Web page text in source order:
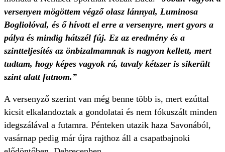
versenyen mögöttem végző olasz lánnyal, Luminosa
Bogliolóval, és ő hívott el erre a versenyre, mert gyors a
pálya és mindig hátszél fúj. Ez az eredmény és a
szintteljesítés az önbizalmamnak is nagyon kellett, mert
tudtam, hogy képes vagyok rá, tavaly kétszer is sikerült
szint alatt futnom.”
A versenyző szerint van még benne több is, mert ezúttal
kicsit elkalandoztak a gondolatai és nem fókuszált minden
idegszálával a futamra. Pénteken utazik haza Savonából,
vasárnap pedig már újra rajthoz áll a csapatbajnoki